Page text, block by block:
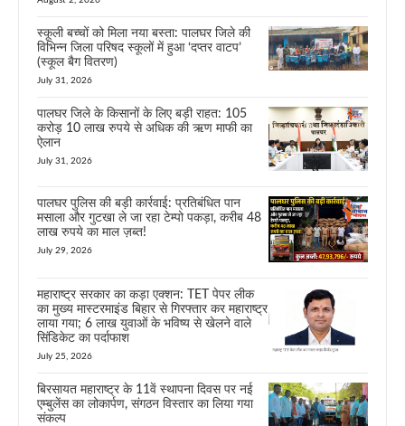
स्कूली बच्चों को मिला नया बस्ता: पालघर जिले की
विभिन्न जिला परिषद स्कूलों में हुआ ‘दप्तर वाटप’
(स्कूल बैग वितरण)
July 31, 2026
पालघर जिले के किसानों के लिए बड़ी राहत: 105
करोड़ 10 लाख रुपये से अधिक की ऋण माफी का
ऐलान
July 31, 2026
पालघर पुलिस की बड़ी कार्रवाई: प्रतिबंधित पान
मसाला और गुटखा ले जा रहा टेम्पो पकड़ा, करीब 48
लाख रुपये का माल ज़ब्त!
July 29, 2026
महाराष्ट्र सरकार का कड़ा एक्शन: TET पेपर लीक
का मुख्य मास्टरमाइंड बिहार से गिरफ्तार कर महाराष्ट्र
लाया गया; 6 लाख युवाओं के भविष्य से खेलने वाले
सिंडिकेट का पर्दाफाश
July 25, 2026
बिरसायत महाराष्ट्र के 11वें स्थापना दिवस पर नई
एम्बुलेंस का लोकार्पण, संगठन विस्तार का लिया गया
संकल्प